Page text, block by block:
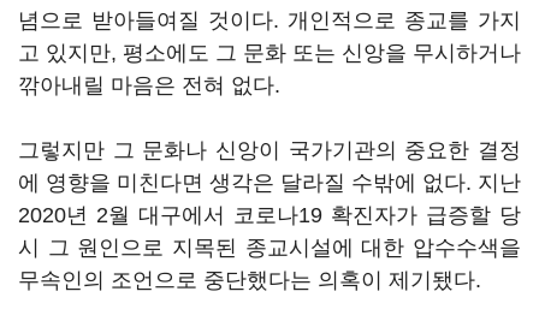
념으로 받아들여질 것이다. 개인적으로 종교를 가지
고 있지만, 평소에도 그 문화 또는 신앙을 무시하거나
깎아내릴 마음은 전혀 없다.
그렇지만 그 문화나 신앙이 국가기관의 중요한 결정
에 영향을 미친다면 생각은 달라질 수밖에 없다. 지난
2020년 2월 대구에서 코로나19 확진자가 급증할 당
시 그 원인으로 지목된 종교시설에 대한 압수수색을
무속인의 조언으로 중단했다는 의혹이 제기됐다.